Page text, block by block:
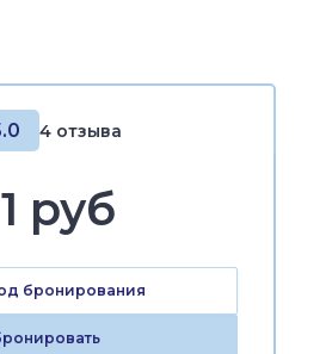
4 отзыва
1 руб
бронирования